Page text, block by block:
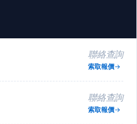
聯絡查詢
索取報價
聯絡查詢
索取報價